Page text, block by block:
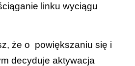
linku wyciągu
że o powiększaniu się i
decyduje aktywacja